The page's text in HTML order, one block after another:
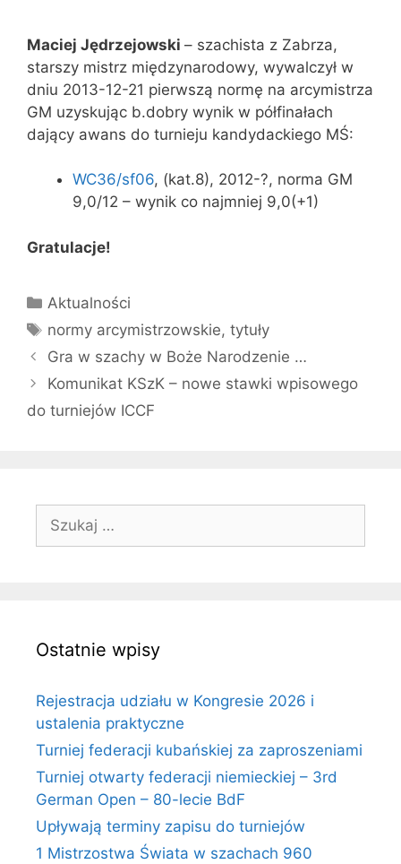
Maciej Jędrzejowski – szachista z Zabrza,
starszy mistrz międzynarodowy, wywalczył w
dniu 2013-12-21 pierwszą normę na arcymistrza
GM uzyskując b.dobry wynik w półfinałach
dający awans do turnieju kandydackiego MŚ:
WC36/sf06, (kat.8), 2012-?, norma GM
9,0/12 – wynik co najmniej 9,0(+1)
Gratulacje!
Kategorie
Aktualności
Tagi
normy arcymistrzowskie,tytuły
Gra w szachy w Boże Narodzenie …
Komunikat KSzK – nowe stawki wpisowego
do turniejów ICCF
Ostatnie wpisy
Rejestracja udziału w Kongresie 2026 i
ustalenia praktyczne
Turniej federacji kubańskiej za zaproszeniami
Turniej otwarty federacji niemieckiej – 3rd
German Open – 80-lecie BdF
Upływają terminy zapisu do turniejów
1 Mistrzostwa Świata w szachach 960